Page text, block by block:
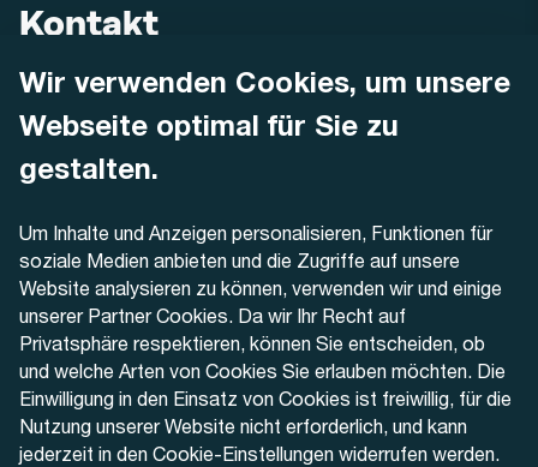
Wir verwenden Cookies, um unsere
Webseite optimal für Sie zu
gestalten.
Um Inhalte und Anzeigen personalisieren, Funktionen für
soziale Medien anbieten und die Zugriffe auf unsere
Website analysieren zu können, verwenden wir und einige
unserer Partner Cookies. Da wir Ihr Recht auf
Privatsphäre respektieren, können Sie entscheiden, ob
und welche Arten von Cookies Sie erlauben möchten. Die
Einwilligung in den Einsatz von Cookies ist freiwillig, für die
Nutzung unserer Website nicht erforderlich, und kann
jederzeit in den Cookie-Einstellungen widerrufen werden.
Kontakt
AREMO
Dornacherstrasse 48
4500 Solothurn
+41 32 622 37 22
Kontaktformular
Aktuell